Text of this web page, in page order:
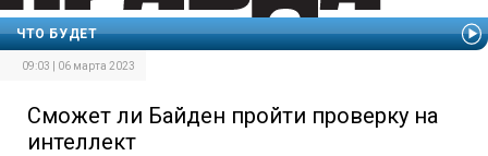
ЧТО БУДЕТ
09:03 | 06 марта 2023
Сможет ли Байден пройти проверку на
интеллект